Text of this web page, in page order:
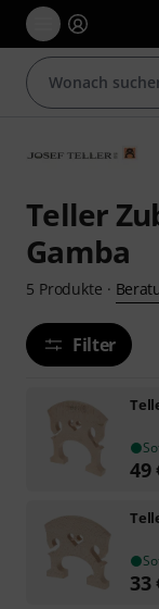
Teller
Gamba
5 Produkte ·
Filter
49
33